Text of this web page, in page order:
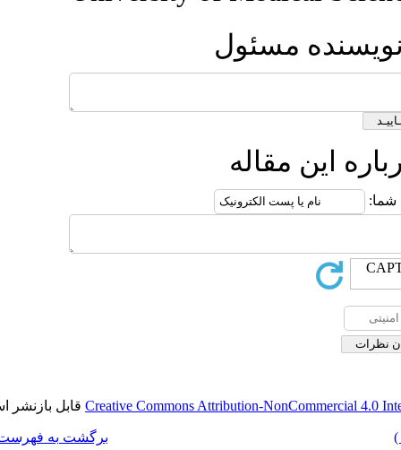
Creative Commonsقابل بازنشر است.